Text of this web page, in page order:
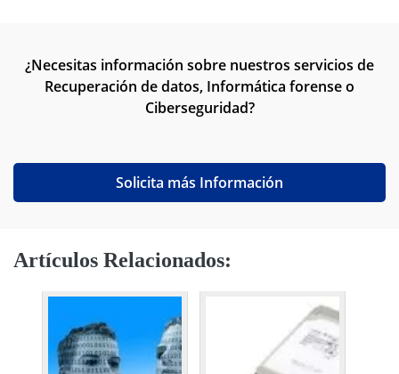
¿Necesitas información sobre nuestros servicios de
Recuperación de datos, Informática forense o
Ciberseguridad?
Solicita más Información
Artículos Relacionados: